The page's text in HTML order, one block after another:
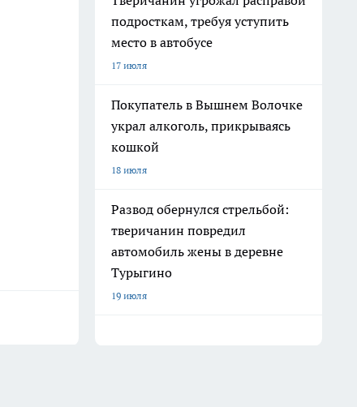
подросткам, требуя уступить
место в автобусе
17 июля
Покупатель в Вышнем Волочке
украл алкоголь, прикрываясь
кошкой
18 июля
Развод обернулся стрельбой:
тверичанин повредил
автомобиль жены в деревне
Турыгино
19 июля